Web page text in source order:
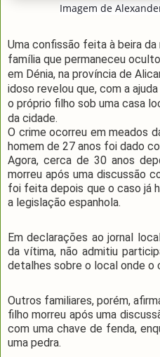
Imagem de
Uma confissão feita à beira
família que permaneceu
em Dénia, na província de
idoso revelou que, com a
o próprio filho sob uma casa
da cidade.
O crime ocorreu em meados
homem de 27 anos foi dado
Agora, cerca de 30 anos
morreu após uma discussão
foi feita depois que o caso já
a legislação espanhola.
Em declarações ao jornal
da vítima, não admitiu
detalhes sobre o local onde o
Outros familiares, porém,
filho morreu após uma
com uma chave de fenda,
uma pedra.